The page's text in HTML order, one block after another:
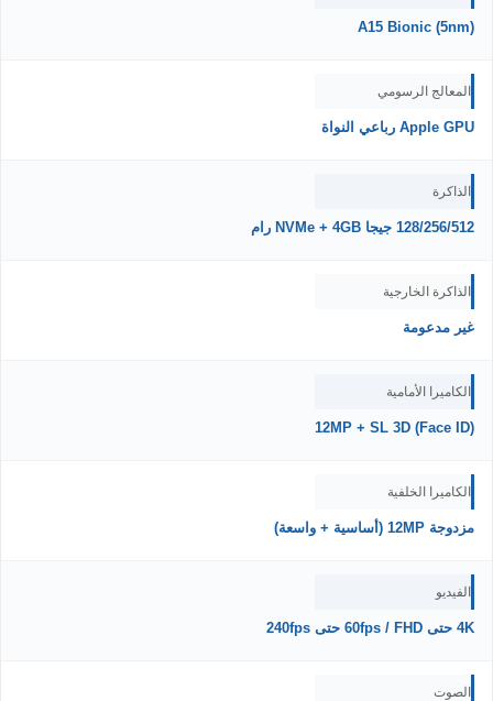
A15 Bionic (5nm)
المعالج الرسومي
Apple GPU رباعي النواة
الذاكرة
128/256/512 جيجا NVMe + 4GB رام
الذاكرة الخارجية
غير مدعومة
الكاميرا الأمامية
12MP + SL 3D (Face ID)
الكاميرا الخلفية
مزدوجة 12MP (أساسية + واسعة)
الفيديو
4K حتى 60fps / FHD حتى 240fps
الصوت